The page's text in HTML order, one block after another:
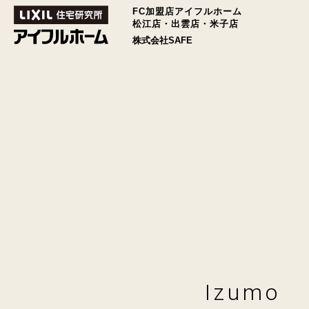
FC加盟店アイフルホーム
松江店・出雲店・米子店
株式会社SAFE
Izumo